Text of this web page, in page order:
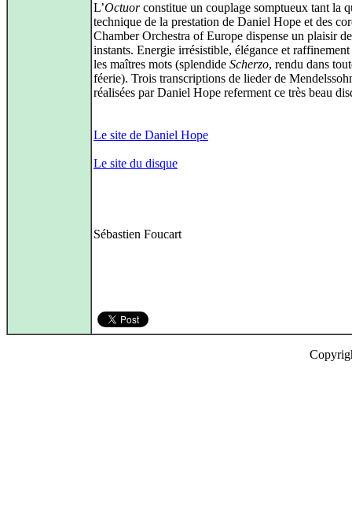
L’Octuorconstitue un couplage somptueux tant la
technique de la prestation de Daniel Hope et des
Chamber Orchestra of Europe dispense un plaisir
instants. Energie irrésistible, élégance et raffinement
les maîtres mots (splendide Scherzo, rendu dans
féerie). Trois transcriptions de lieder de
réalisées par Daniel Hope referment ce très beau
Le site de Daniel Hope
Le site du disque
Sébastien Foucart